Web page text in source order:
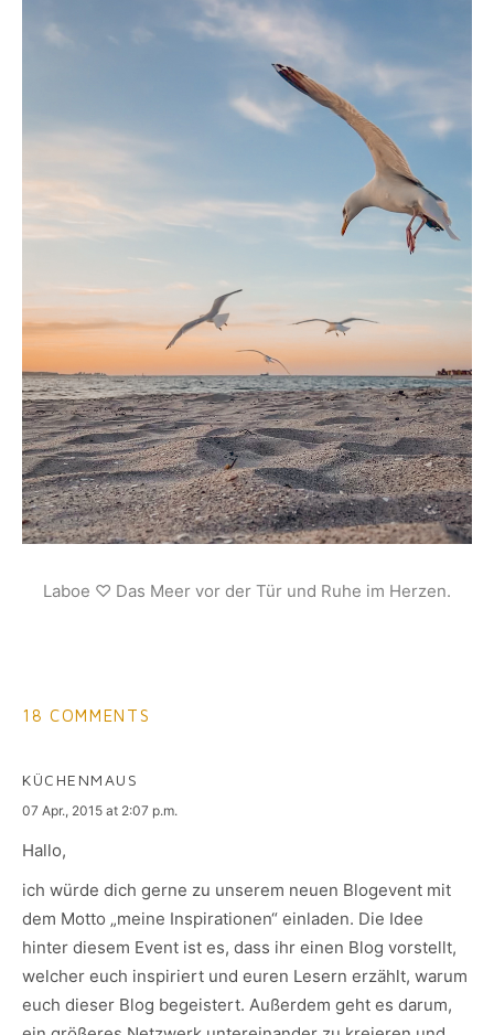
Laboe ♡ Das Meer vor der Tür und Ruhe im Herzen.
18 COMMENTS
KÜCHENMAUS
says:
07 Apr., 2015 at 2:07 p.m.
Hallo,
ich würde dich gerne zu unserem neuen Blogevent mit
dem Motto „meine Inspirationen“ einladen. Die Idee
hinter diesem Event ist es, dass ihr einen Blog vorstellt,
welcher euch inspiriert und euren Lesern erzählt, warum
euch dieser Blog begeistert. Außerdem geht es darum,